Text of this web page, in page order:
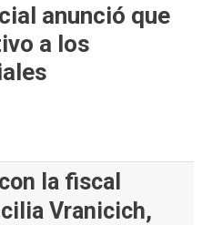
anunció que
a los
la fiscal
Vranicich,